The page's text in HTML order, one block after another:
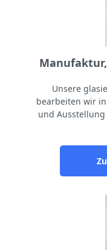
Unsere
bearbeiten wir
und